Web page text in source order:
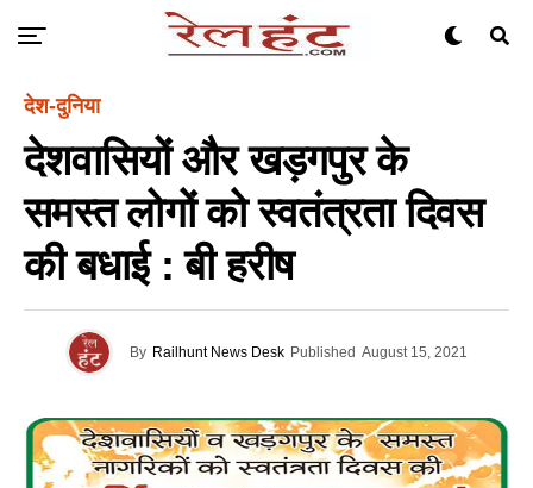
देश-दुनिया
देशवासियों और खड़गपुर के
समस्त लोगों को स्वतंत्रता दिवस
की बधाई : बी हरीष
By Railhunt News Desk Published August 15, 2021